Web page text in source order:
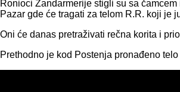
Ronioci Žandarmerije stigli su sa čamcem
Pazar gde će tragati za telom R.R. koji je
Oni će danas pretraživati rečna korita i
Prethodno je kod Postenja pronađeno